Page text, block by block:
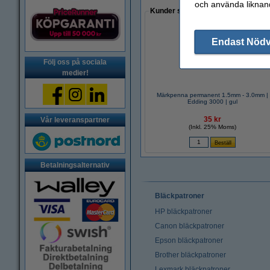
Följ oss på sociala
medier!
Vår leveranspartner
Betalningsalternativ
Kunder som gjort ett liknande köp
Märkpenna permanent 1.5mm - 3.0mm |
Edding 3000 | gul
35 kr
(Inkl. 25% Moms)
Bläckpatroner
HP bläckpatroner
Canon bläckpatroner
Epson bläckpatroner
Brother bläckpatroner
och använda
Endast